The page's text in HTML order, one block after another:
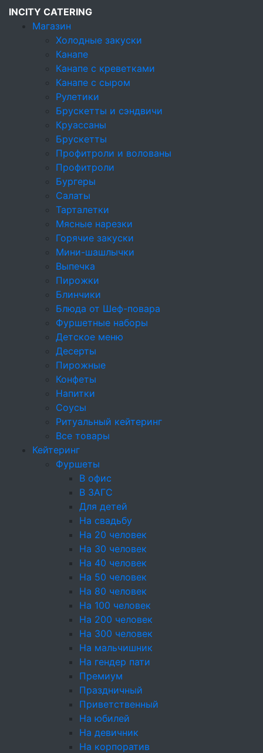
INCITY CATERING
Магазин
Холодные закуски
Канапе
Канапе с креветками
Канапе с сыром
Рулетики
Брускетты и сэндвичи
Круассаны
Брускетты
Профитроли и волованы
Профитроли
Бургеры
Салаты
Тарталетки
Мясные нарезки
Горячие закуски
Мини-шашлычки
Выпечка
Пирожки
Блинчики
Блюда от Шеф-повара
Фуршетные наборы
Детское меню
Десерты
Пирожные
Конфеты
Напитки
Соусы
Ритуальный кейтеринг
Все товары
Кейтеринг
Фуршеты
В офис
В ЗАГС
Для детей
На свадьбу
На 20 человек
На 30 человек
На 40 человек
На 50 человек
На 80 человек
На 100 человек
На 200 человек
На 300 человек
На мальчишник
На гендер пати
Премиум
Праздничный
Приветственный
На юбилей
На девичник
На корпоратив
Кейтеринговая компания
Политика в
отношении
обработки
персональных
данных
Кейтеринг
О компании
1. Общие положения
Настоящая Политика обработки
персональных данных
определяет порядок и условия обработки
персональных данных, осуществляемой
ИП Емельянов Д. Д. (далее — «Оператор»)
в отношении посетителей сайта
https://cateringincity.ru (далее — «Сайт»),
клиентов Оператора, его контрагентов
и работников.
1.2. Политика разработана в соответствии
с Федеральным законом от 27.07.2006 № 152-
ФЗ «О персональных данных» (далее —
«ФЗ-152»), Конституцией Российской
Федерации, Трудовым кодексом РФ и иными
нормативными правовыми актами Российской
Федерации в области защиты персональных
1.3. Политика является общедоступным
документом и публикуется на Сайте по адресу
https://cateringincity.ru/policy/ для свободного
ознакомления.
1.4. Оператор зарегистрирован в Реестре
операторов, осуществляющих обработку
персональных данных, под регистрационным
номером 78-25-194545.